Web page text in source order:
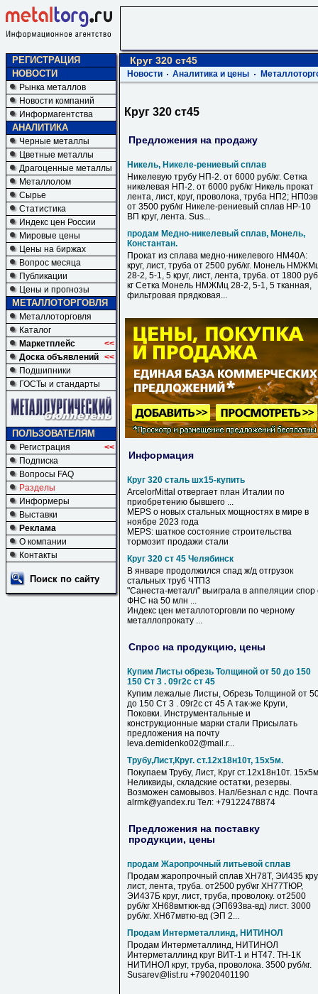
РЕГИСТРАЦИЯ
НОВОСТИ
Рынка металлов
Новости компаний
Информагентства
АНАЛИТИКА
Черные металлы
Цветные металлы
Драгоценные металлы
Металлолом
Сырье
Статистика
Индекс цен России
Мировые цены
Цены на биржах
Вопрос месяца
Публикации
Цены и прогнозы
МЕТАЛЛОТОРГОВЛЯ
Металлоторговля
Каталог
Маркетплейс
<<
Доска объявлений <<
Подшипники
ГОСТы и стандарты
ПОЛЬЗОВАТЕЛЯМ
Регистрация
<<
Подписка
Вопросы FAQ
Разделы
Информеры
Выставки
Реклама
О компании
Контакты
Поиск по сайту
Круг 320 ст45
Новости Аналитика и цены
Круг 320 ст45
Предложения на продажу
Никель, Никеле-рениевый сплав
Никелевую трубу НП-2. от 6000 руб/кг. Сетка
никелевая НП-2. от 6000 руб/кг Никель прокат
лента, лист, круг, проволока, труба НП2;
от 3500 руб/кг Никеле-рениевый сплав НР-10
ВП круг, лента. Sus...
продам Медно-никелевый сплав, Монель,
Константан.
Прокат из сплава медно-никелевого НМ40А:
круг, лист, труба от 2500 руб/кг. Монель
28-2, 5-1, 5 круг, лист, лента, труба. от 1800
кг Сетка Монель НМЖМц 28-2, 5-1, 5 тканная,
фильтровая прядковая...
Информация
Круг 320 сталь шх15-купить
ArcelorMittal отвергает план Италии по
приобретению бывшего ...
MEPS о новых стальных мощностях в мире в
ноябре 2023 года
MEPS: шаткое состояние строительства
тормозит продажи стали
Круг 320 ст 45 Челябинск
В январе продолжился спад ж/д отгрузок
стальных труб ЧТПЗ
"Санеста-металл" выиграла в аппеляции спор
ФНС на 50 млн ...
Индекс цен металлоторговли по черному
металлопрокату ...
Спрос на продукцию, цены
Купим Листы обрезь Толщиной от 50 до 150
150 Ст 3 . 09г2с ст 45
Купим лежалые Листы, Обрезь Толщиной от
до 150 Ст 3 . 09г2с ст 45 А так-же Круги,
Поковки. Инструментальные и
конструкционные марки стали Присылать
предложения на почту
leva.demidenko02@mail.r...
Трубу,Лист,Круг. ст.12х18н10т, 15х5м.
Покупаем Трубу, Лист, Круг ст.12х18н10т.
Неликвиды, складские остатки, резервы.
Возможен самовывоз. Нал/безнал с ндс.
alrmk@yandex.ru Тел: +79122478874
Предложения на поставку
продукции, цены
продам Жаропрочный литьевой сплав
Продам жаропрочный сплав ХН78Т, ЭИ435
лист, лента, труба. от2500 руб\кг ХН77ТЮР,
ЭИ437Б круг, лист, труба, проволоку. от2500
руб/кг ХН68вмтюк-вд (ЭП693ва-вд) лист. 3000
руб/кг. ХН67мвтю-вд (ЭП 2...
Продам Интерметаллинд, НИТИНОЛ
Продам Интерметаллинд, НИТИНОЛ
Интерметаллинд круг ВИТ-1 и НТ47. ТН-1К
НИТИНОЛ круг, труба, проволока. 3500 руб/кг.
Susarev@list.ru +79020401190